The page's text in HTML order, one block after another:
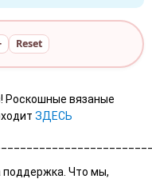
Reset
Роскошные вязаные
ЗДЕСЬ
поддержка. Что мы,